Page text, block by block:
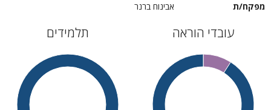
מפקח/ת
אבינוח ברנר
עובדי הוראה תלמידים